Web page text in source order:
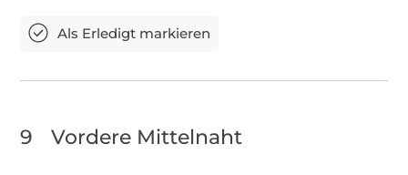
9 Vordere Mittelnaht